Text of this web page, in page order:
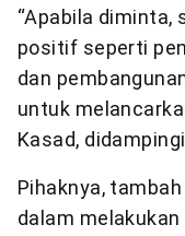
“Apabila diminta,
positif seperti
dan
untuk
Kasad,
Pihaknya,
dalam